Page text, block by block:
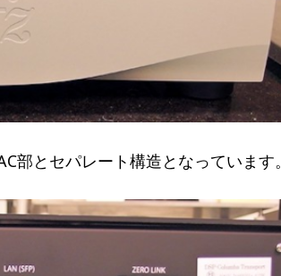
部とセパレート構造となっています。